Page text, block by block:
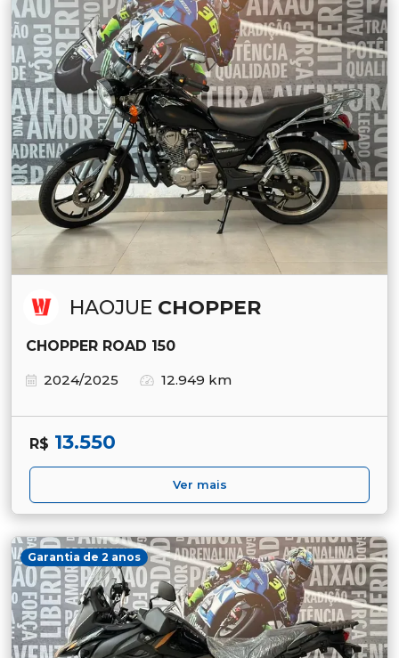
HAOJUE CHOPPER
CHOPPER ROAD 150
2024/2025
12.949 km
R$ 13.550
Ver mais
Garantia de 2 anos